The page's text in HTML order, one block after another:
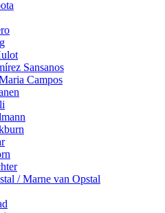
Sansanos
Campos
/ Marne van Opstal